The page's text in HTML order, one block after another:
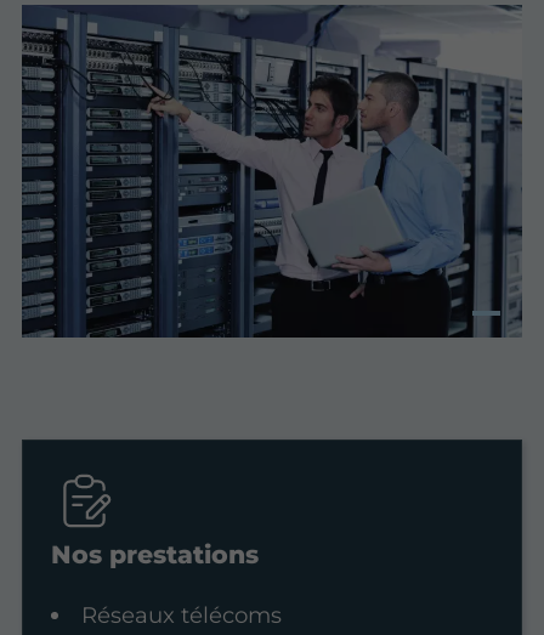
Nos prestations
Réseaux télécoms